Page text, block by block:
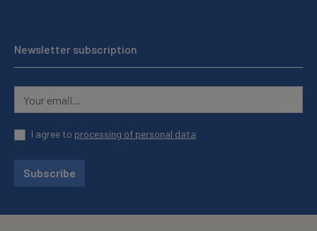
Newsletter subscription
I agree to processing of personal data
Subscribe